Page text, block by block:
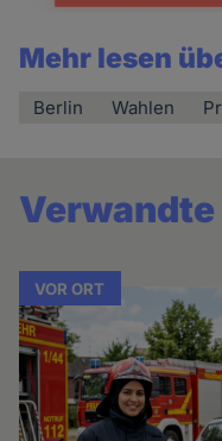
Mehr lesen
Berlin Wahlen
VOR ORT